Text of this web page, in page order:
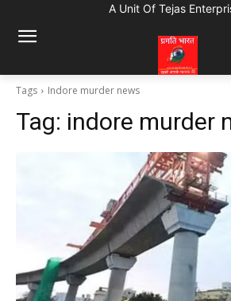
A Unit Of Tejas
Tags Indore murder news
Tag: indore murder